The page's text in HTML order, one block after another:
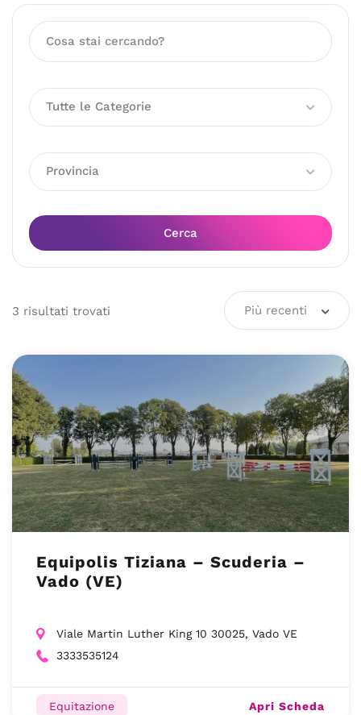
Tutte le Categorie
Provincia
Cerca
3 risultati trovati Più recenti
Equipolis Tiziana – Scuderia –
Vado (VE)
Viale Martin Luther King 10 30025, Vado VE
3333535124
Equitazione Apri Scheda